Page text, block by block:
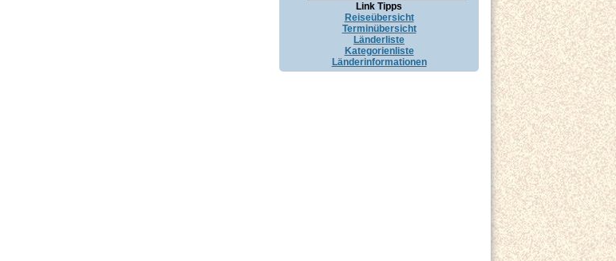
Link Tipps
Reiseübersicht
Terminübersicht
Länderliste
Kategorienliste
Länderinformationen